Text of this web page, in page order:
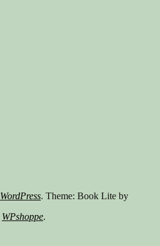
WordPress. Theme: Book Lite by
WPshoppe.